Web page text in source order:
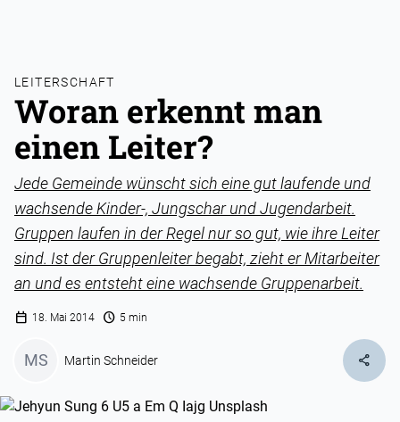
LEITERSCHAFT
Woran erkennt man
einen Leiter?
Jede Gemeinde wünscht sich eine gut laufende und
wachsende Kinder-, Jungschar und Jugendarbeit.
Gruppen laufen in der Regel nur so gut, wie ihre Leiter
sind. Ist der Gruppenleiter begabt, zieht er Mitarbeiter
an und es entsteht eine wachsende Gruppenarbeit.
calendar_today 18. Mai 2014 schedule 5 min
MS Martin Schneider share